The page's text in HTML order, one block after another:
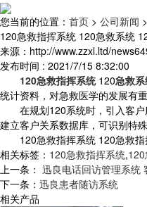
您当前的位置： 首页 > 公司新闻 >
120急救指挥系统 120急救系统
来源：http://www.zzxl.ltd/
发布时间 : 2021/7/15 8:32:00
120急救指挥系统120急救
统计资料，对急救医学的发展有
在规划120系统时，引入客户
建立客户关系数据库，可识别特
120急救指挥系统 120急救指
相关标签： 120急救指挥系统,
上一条： 迅良电话回访管理系统
下一条： 迅良患者随访系统
相关产品